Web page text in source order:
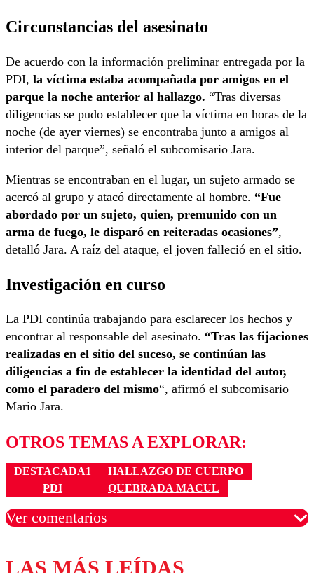
Circunstancias del asesinato
De acuerdo con la información preliminar entregada por la
PDI, la víctima estaba acompañada por amigos en el
parque la noche anterior al hallazgo. “Tras diversas
diligencias se pudo establecer que la víctima en horas de la
noche (de ayer viernes) se encontraba junto a amigos al
interior del parque”, señaló el subcomisario Jara.
Mientras se encontraban en el lugar, un sujeto armado se
acercó al grupo y atacó directamente al hombre. “Fue
abordado por un sujeto, quien, premunido con un
arma de fuego, le disparó en reiteradas ocasiones”,
detalló Jara. A raíz del ataque, el joven falleció en el sitio.
Investigación en curso
La PDI continúa trabajando para esclarecer los hechos y
encontrar al responsable del asesinato. “Tras las fijaciones
realizadas en el sitio del suceso, se continúan las
diligencias a fin de establecer la identidad del autor,
como el paradero del mismo“, afirmó el subcomisario
Mario Jara.
OTROS TEMAS A EXPLORAR:
DESTACADA1
HALLAZGO DE CUERPO
PDI
QUEBRADA MACUL
Ver comentarios
Los comentarios son moderados para garantizar un
LAS MÁS LEÍDAS